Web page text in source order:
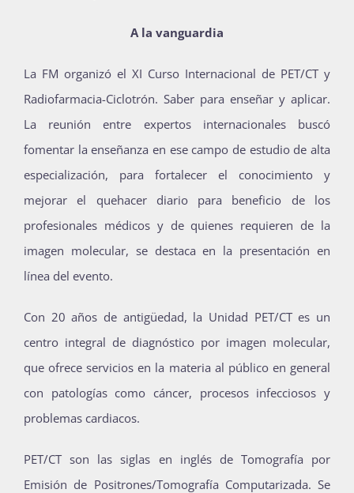
A la vanguardia
La FM organizó el XI Curso Internacional de PET/CT y
Radiofarmacia-Ciclotrón. Saber para enseñar y aplicar.
La reunión entre expertos internacionales buscó
fomentar la enseñanza en ese campo de estudio de alta
especialización, para fortalecer el conocimiento y
mejorar el quehacer diario para beneficio de los
profesionales médicos y de quienes requieren de la
imagen molecular, se destaca en la presentación en
línea del evento.
Con 20 años de antigüedad, la Unidad PET/CT es un
centro integral de diagnóstico por imagen molecular,
que ofrece servicios en la materia al público en general
con patologías como cáncer, procesos infecciosos y
problemas cardiacos.
PET/CT son las siglas en inglés de Tomografía por
Emisión de Positrones/Tomografía Computarizada. Se